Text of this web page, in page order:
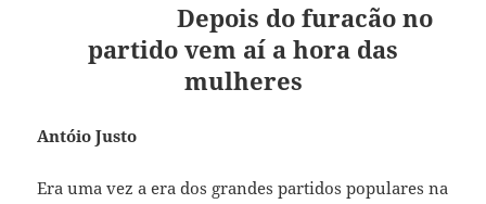
Depois do furacão no
partido vem aí a hora das
mulheres
Antóio Justo
Era uma vez a era dos grandes partidos populares na